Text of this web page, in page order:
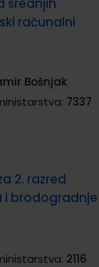
srednjih
računalni
Bošnjak
7337
2. razred
i brodogradnje
2116